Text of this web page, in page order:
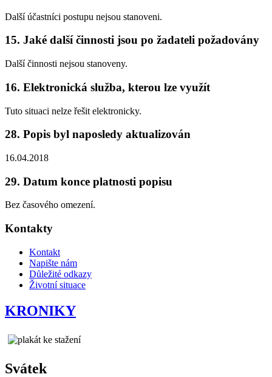
Další účastníci postupu nejsou stanoveni.
15. Jaké další činnosti jsou po žadateli požadovány
Další činnosti nejsou stanoveny.
16. Elektronická služba, kterou lze využít
Tuto situaci nelze řešit elektronicky.
28. Popis byl naposledy aktualizován
16.04.2018
29. Datum konce platnosti popisu
Bez časového omezení.
Kontakty
Kontakt
Napište nám
Důležité odkazy
Životní situace
KRONIKY
Svátek